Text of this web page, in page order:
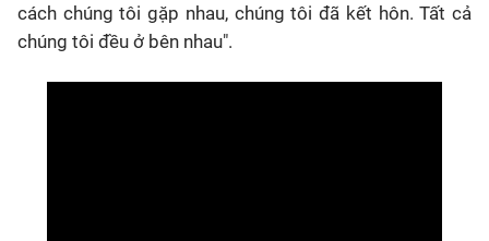
cách chúng tôi gặp nhau, chúng tôi đã kết hôn. Tất cả
chúng tôi đều ở bên nhau".